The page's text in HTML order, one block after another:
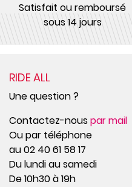
Satisfait ou remboursé
sous 14 jours
RIDE ALL
Une question ?
Contactez-nouspar mail
Ou par téléphone
au 02 40 61 58 17
Du lundi au samedi
De 10h30 à 19h